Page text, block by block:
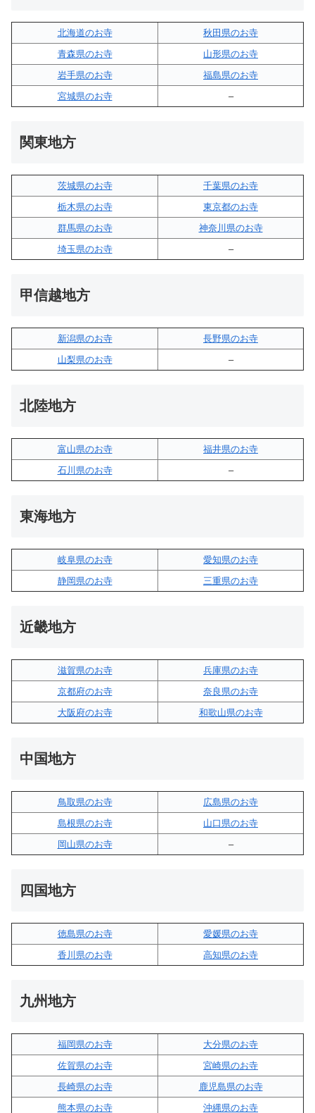
北海道のお寺
秋田県のお寺
青森県のお寺
山形県のお寺
岩手県のお寺
福島県のお寺
宮城県のお寺
–
関東地方
茨城県のお寺
千葉県のお寺
栃木県のお寺
東京都のお寺
群馬県のお寺
神奈川県のお寺
埼玉県のお寺
–
甲信越地方
新潟県のお寺
長野県のお寺
山梨県のお寺
–
北陸地方
富山県のお寺
福井県のお寺
石川県のお寺
–
東海地方
岐阜県のお寺
愛知県のお寺
静岡県のお寺
三重県のお寺
近畿地方
滋賀県のお寺
兵庫県のお寺
京都府のお寺
奈良県のお寺
大阪府のお寺
和歌山県のお寺
中国地方
鳥取県のお寺
広島県のお寺
島根県のお寺
山口県のお寺
岡山県のお寺
–
四国地方
徳島県のお寺
愛媛県のお寺
香川県のお寺
高知県のお寺
九州地方
福岡県のお寺
大分県のお寺
佐賀県のお寺
宮崎県のお寺
長崎県のお寺
鹿児島県のお寺
熊本県のお寺
沖縄県のお寺